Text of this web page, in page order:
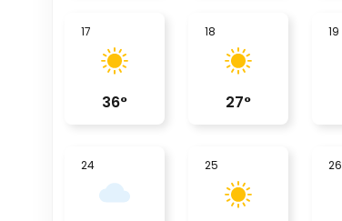
17
36°
18
27°
19
24 25 26